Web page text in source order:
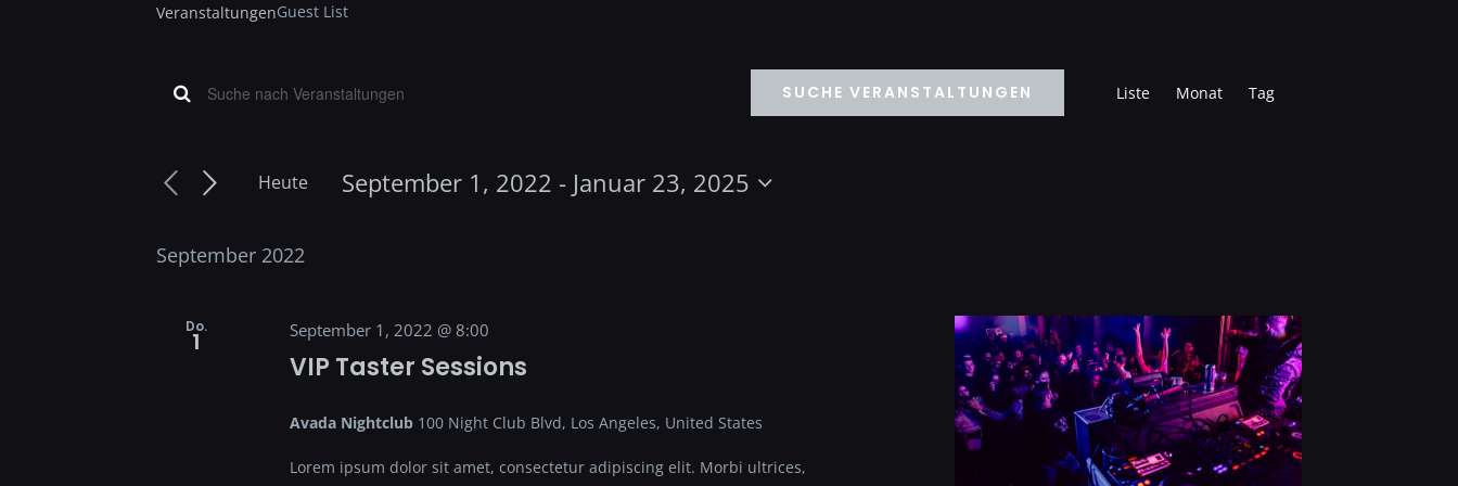
VeranstaltungenGuest List
Suche
und
Ansichten,
Bitte
Suche
Schlüsselwort.
SUCHE VERANSTALTUNGEN
Ansichten-
Liste Monat Tag
Heute September 1, 2022 - Januar 23, 2025
September 2022
Do.
1 September 1, 2022 @ 8:00
VIP Taster Sessions
Avada Nightclub 100 Night Club Blvd, Los Angeles, United States
Lorem ipsum dolor sit amet, consectetur adipiscing elit. Morbi ultrices,